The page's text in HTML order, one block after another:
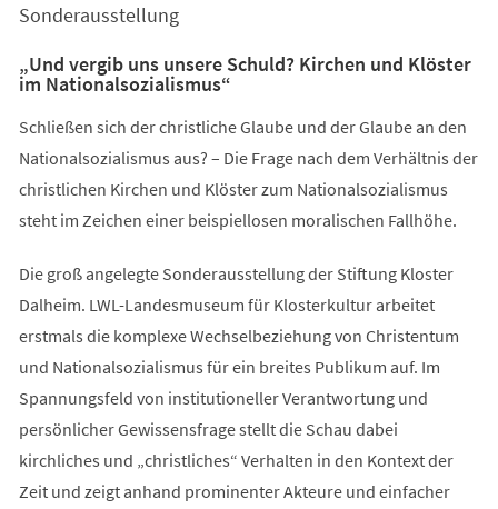
neuen
Sonderausstellung
„Und vergib uns unsere Schuld? Kirchen und Klöster
im Nationalsozialismus“
Schließen sich der christliche Glaube und der Glaube an den
Nationalsozialismus aus? – Die Frage nach dem Verhältnis der
christlichen Kirchen und Klöster zum Nationalsozialismus
steht im Zeichen einer beispiellosen moralischen Fallhöhe.
Die groß angelegte Sonderausstellung der Stiftung Kloster
Dalheim. LWL-Landesmuseum für Klosterkultur arbeitet
erstmals die komplexe Wechselbeziehung von Christentum
und Nationalsozialismus für ein breites Publikum auf. Im
Spannungsfeld von institutioneller Verantwortung und
persönlicher Gewissensfrage stellt die Schau dabei
kirchliches und „christliches“ Verhalten in den Kontext der
Zeit und zeigt anhand prominenter Akteure und einfacher